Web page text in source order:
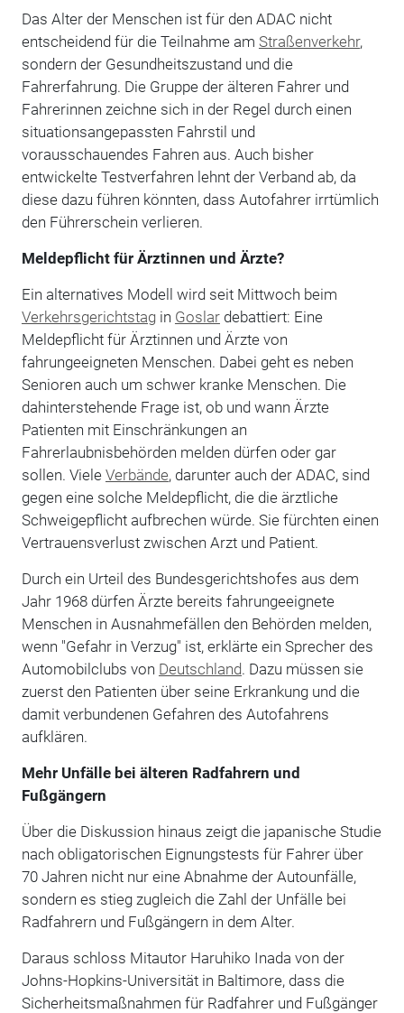
Das Alter der Menschen ist für den ADAC nicht
entscheidend für die Teilnahme am Straßenverkehr,
sondern der Gesundheitszustand und die
Fahrerfahrung. Die Gruppe der älteren Fahrer und
Fahrerinnen zeichne sich in der Regel durch einen
situationsangepassten Fahrstil und
vorausschauendes Fahren aus. Auch bisher
entwickelte Testverfahren lehnt der Verband ab, da
diese dazu führen könnten, dass Autofahrer irrtümlich
den Führerschein verlieren.
Meldepflicht für Ärztinnen und Ärzte?
Ein alternatives Modell wird seit Mittwoch beim
Verkehrsgerichtstagin Goslardebattiert: Eine
Meldepflicht für Ärztinnen und Ärzte von
fahrungeeigneten Menschen. Dabei geht es neben
Senioren auch um schwer kranke Menschen. Die
dahinterstehende Frage ist, ob und wann Ärzte
Patienten mit Einschränkungen an
Fahrerlaubnisbehörden melden dürfen oder gar
sollen. Viele Verbände, darunter auch der ADAC, sind
gegen eine solche Meldepflicht, die die ärztliche
Schweigepflicht aufbrechen würde. Sie fürchten einen
Vertrauensverlust zwischen Arzt und Patient.
Durch ein Urteil des Bundesgerichtshofes aus dem
Jahr 1968 dürfen Ärzte bereits fahrungeeignete
Menschen in Ausnahmefällen den Behörden melden,
wenn "Gefahr in Verzug" ist, erklärte ein Sprecher des
Automobilclubs von Deutschland. Dazu müssen sie
zuerst den Patienten über seine Erkrankung und die
damit verbundenen Gefahren des Autofahrens
aufklären.
Mehr Unfälle bei älteren Radfahrern und
Fußgängern
Über die Diskussion hinaus zeigt die japanische Studie
nach obligatorischen Eignungstests für Fahrer über
70 Jahren nicht nur eine Abnahme der Autounfälle,
sondern es stieg zugleich die Zahl der Unfälle bei
Radfahrern und Fußgängern in dem Alter.
Daraus schloss Mitautor Haruhiko Inada von der
Johns-Hopkins-Universität in Baltimore, dass die
Sicherheitsmaßnahmen für Radfahrer und Fußgänger